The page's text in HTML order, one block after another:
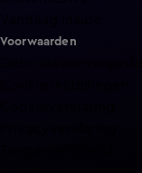
Voorwaarden